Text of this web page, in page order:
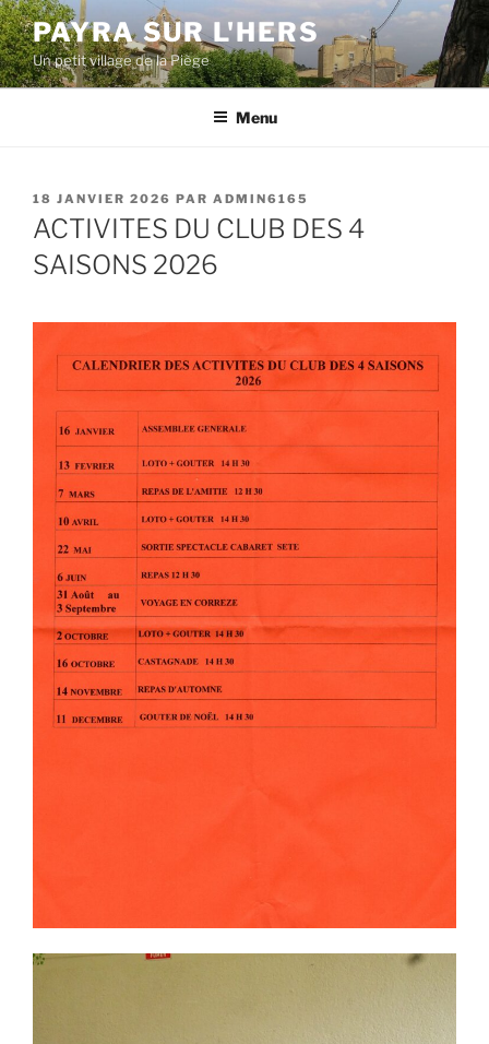
Aller
au
contenu
principal
PAYRA SUR L'HERS
Un petit village de la Piège
Menu
PUBLIÉ
LE
18 JANVIER 2026 PAR ADMIN6165
ACTIVITES DU CLUB DES 4
SAISONS 2026